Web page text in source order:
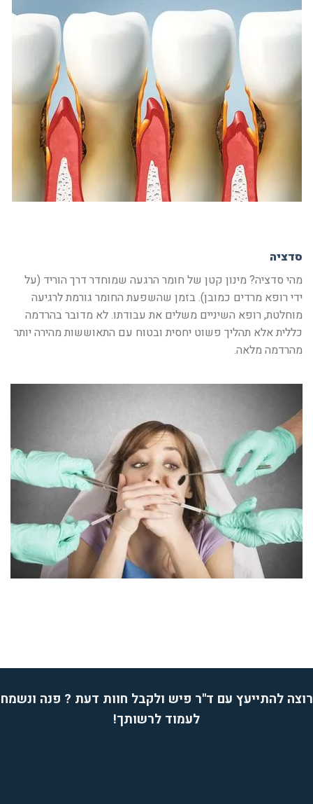
סדציה
מהי סדציה? מינון קטן של חומר הרגעה שמוחדר דרך הוריד (על
ידי רופא מרדים כמובן). בזמן שהשפעת החומר גורמת לרגיעה
מוחלטת, רופא השיניים משלים את עבודתו. לא מדובר בהרדמה
כללית אלא תהליך פשוט יחסית ובטוח עם התאוששות מהירה יותר
מהרדמה מלאה.
רוצה להתייעץ עם ד''ר פיש ולקבל חוות דעת ? פנה ונשמח
לעמוד לרשותך!